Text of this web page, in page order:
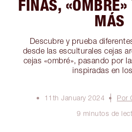
FINAS, «OMBRÉ»
MÁS
Descubre y prueba
desde las esculturales cejas
cejas «ombré», pasando por
inspiradas en
11th January 2024
Por
9 minutos de